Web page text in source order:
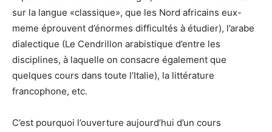
sur la langue «classique», que les Nord africains eux-
meme éprouvent d’énormes difficultés à étudier), l’arabe
dialectique (Le Cendrillon arabistique d’entre les
disciplines, à laquelle on consacre également que
quelques cours dans toute l’Italie), la littérature
francophone, etc.
C’est pourquoi l’ouverture aujourd’hui d’un cours